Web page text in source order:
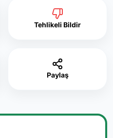
Tehlikeli Bildir
Paylaş